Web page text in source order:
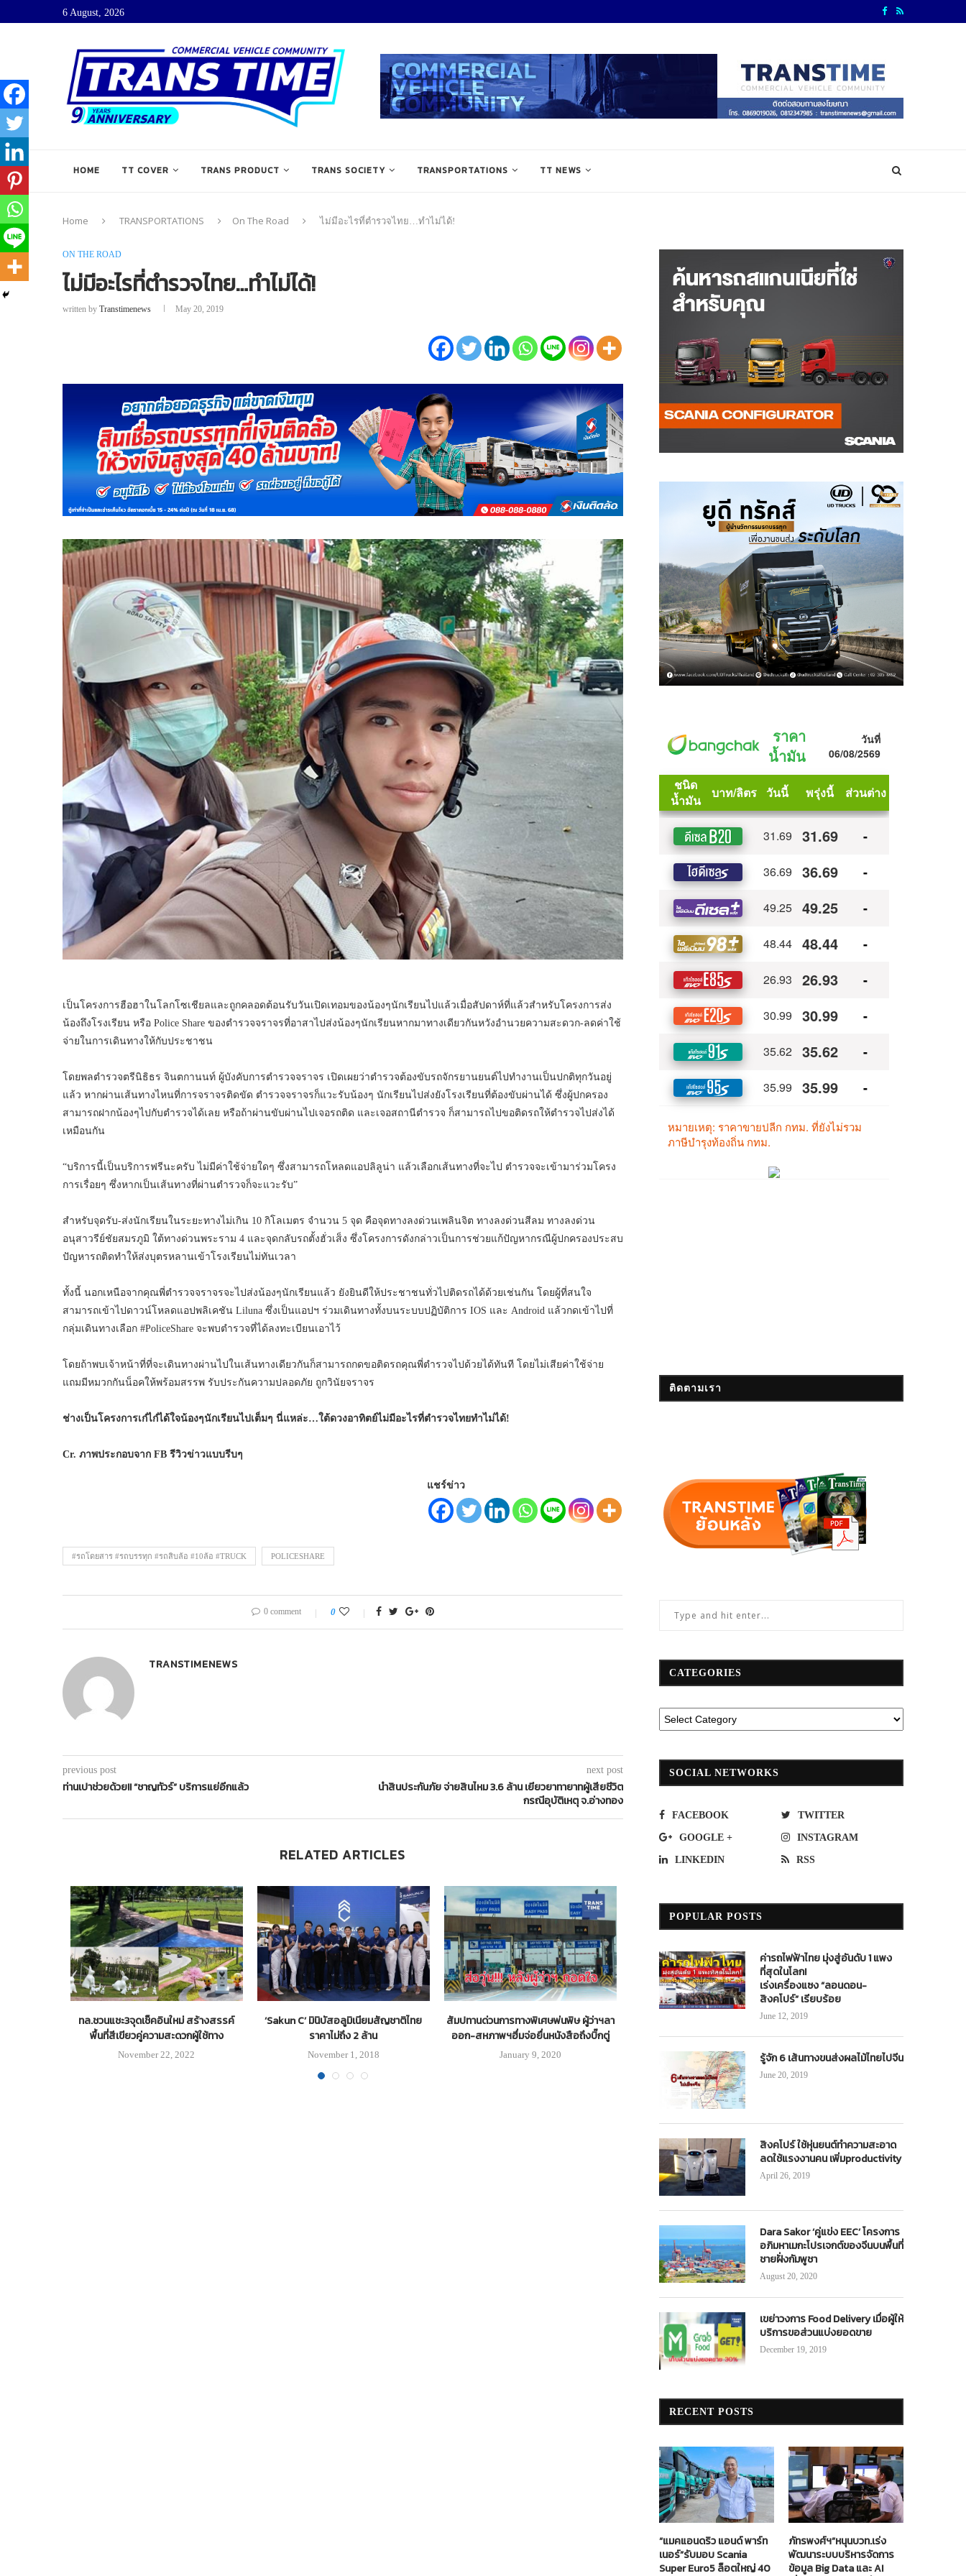
6 August, 2026
HOME TT COVER TRANS PRODUCT TRANS SOCIETY TRANSPORTATIONS TT NEWS
Home TRANSPORTATIONS On The Road ไม่มีอะไรที่ตำรวจไทย…ทำไม่ได้!
ON THE ROAD
ไม่มีอะไรที่ตำรวจไทย…ทำไม่ได้!
written by Transtimenews May 20, 2019
เป็นโครงการฮือฮาในโลกโซเชียลและถูกคลอดต้อนรับวันเปิดเทอมของน้องๆนักเรียนไปแล้วเมื่อสัปดาห์ที่แล้วสำหรับโครงการส่ง
น้องถึงโรงเรียน หรือ Police Share ของตำรวจจราจรที่อาสาไปส่งน้องๆนักเรียนหากมาทางเดียวกันหวังอำนวยความสะดวก-ลดค่าใช้
จ่ายในการเดินทางให้กับประชาชน
โดยพลตำรวจตรีนิธิธร จินตกานนท์ ผู้บังคับการตำรวจจราจร เปิดเผยว่าตำรวจต้องขับรถจักรยานยนต์ไปทำงานเป็นปกติทุกวันอยู่
แล้ว หากผ่านเส้นทางไหนที่การจราจรติดขัด ตำรวจจราจรก็แวะรับน้องๆ นักเรียนไปส่งยังโรงเรียนที่ต้องขับผ่านได้ ซึ่งผู้ปกครอง
สามารถฝากน้องๆไปกับตำรวจได้เลย หรือถ้าผ่านขับผ่านไปเจอรถติด และเจอสถานีตำรวจ ก็สามารถไปขอติดรถให้ตำรวจไปส่งได้
เหมือนกัน
“บริการนี้เป็นบริการฟรีนะครับ ไม่มีค่าใช้จ่ายใดๆ ซึ่งสามารถโหลดแอปลิลูน่า แล้วเลือกเส้นทางที่จะไป ตำรวจจะเข้ามาร่วมโครง
การเรื่อยๆ ซึ่งหากเป็นเส้นทางที่ผ่านตำรวจก็จะแวะรับ”
สำหรับจุดรับ-ส่งนักเรียนในระยะทางไม่เกิน 10 กิโลเมตร จำนวน 5 จุด คือจุดทางลงด่วนเพลินจิต ทางลงด่วนสีลม ทางลงด่วน
อนุสาวรีย์ชัยสมรภูมิ ใต้ทางด่วนพระราม 4 และจุดกลับรถตั้งฮั่วเส็ง ซึ่งโครงการดังกล่าวเป็นการช่วยแก้ปัญหากรณีผู้ปกครองประสบ
ปัญหารถติดทำให้ส่งบุตรหลานเข้าโรงเรียนไม่ทันเวลา
ทั้งนี้ นอกเหนือจากคุณพี่ตำรวจจราจรจะไปส่งน้องๆนักเรียนแล้ว ยังยินดีให้ประชาชนทั่วไปติดรถได้ด้วยเช่นกัน โดยผู้ที่สนใจ
สามารถเข้าไปดาวน์โหลดแอปพลิเคชัน Liluna ซึ่งเป็นแอปฯ ร่วมเดินทางทั้งบนระบบปฏิบัติการ IOS และ Android แล้วกดเข้าไปที่
กลุ่มเดินทางเลือก #PoliceShare จะพบตำรวจที่ได้ลงทะเบียนเอาไว้
โดยถ้าพบเจ้าหน้าที่ที่จะเดินทางผ่านไปในเส้นทางเดียวกันก็สามารถกดขอติดรถคุณพี่ตำรวจไปด้วยได้ทันที โดยไม่เสียค่าใช้จ่าย
แถมมีหมวกกันน็อคให้พร้อมสรรพ รับประกันความปลอดภัย ถูกวินัยจราจร
ช่างเป็นโครงการเก๋ไก๋ได้ใจน้องๆนักเรียนไปเต็มๆ นี่แหล่ะ…ใต้ดวงอาทิตย์ไม่มีอะไรที่ตำรวจไทยทำไม่ได้!
Cr. ภาพประกอบจาก FB รีวิวข่าวแบบรีบๆ
แชร์ข่าว
#รถโดยสาร #รถบรรทุก #รถสิบล้อ #10ล้อ #TRUCK POLICESHARE
0 comment 0
TRANSTIMENEWS
previous post
ท่านเปาช่วยด้วย!! “ชาญทัวร์” บริการแย่อีกแล้ว
next post
นำสินประกันภัย จ่ายสินไหม 3.6 ล้าน เยียวยาทายาทผู้เสียชีวิต
กรณีอุบัติเหตุ จ.อ่างทอง
RELATED ARTICLES
ทล.ชวนแชะ3จุดเช็คอินใหม่ สร้างสรรค์
พื้นที่สีเขียวคู่ความสะดวกผู้ใช้ทาง
November 22, 2022
‘Sakun C’ มินิบัสอลูมิเนียมสัญชาติไทย
ราคาไม่ถึง 2 ล้าน
November 1, 2018
สัมปทานด่วนการทางพิเศษพ่นพิษ ผู้ว่าฯลา
ออก-สหภาพฯฮึ่มจ่อยื่นหนังสือถึงบิ๊กตู่
January 9, 2020
ทช.ทุ่มงบปี 63-64 ก่อสร้างถนนสายรอง
แก้ปัญหาการจราจร สนับสนุนการท่อง
เที่ยว
January 16, 2020
หนักทั้งเถ้าแก่-คนขับ
April 18, 2023
ติดตามเรา
CATEGORIES
SOCIAL NETWORKS
FACEBOOK TWITTER
GOOGLE + INSTAGRAM
LINKEDIN RSS
POPULAR POSTS
ค่ารถไฟฟ้าไทย มุ่งสู่อันดับ 1 แพง
ที่สุดในโลก!
เร่งเครื่องแซง “ลอนดอน-
สิงคโปร์” เรียบร้อย
June 12, 2019
รู้จัก 6 เส้นทางขนส่งผลไม้ไทยไปจีน
June 20, 2019
สิงคโปร์ ใช้หุ่นยนต์ทำความสะอาด
ลดใช้แรงงานคน เพิ่มproductivity
April 26, 2019
Dara Sakor ‘คู่แข่ง EEC’ โครงการ
อภิมหาเมกะโปรเจกต์ของจีนบนพื้นที่
ชายฝั่งกัมพูชา
August 20, 2020
เขย่าวงการ Food Delivery เมื่อผู้ให้
บริการขอส่วนแบ่งยอดขาย
December 19, 2019
RECENT POSTS
“แมคแอนดริว แอนด์ พาร์ท
เนอร์”รับมอบ Scania
Super Euro5 ล็อตใหญ่ 40
ภัทรพงศ์ฯ”หนุนบวท.เร่ง
พัฒนาระบบบริหารจัดการ
ข้อมูล Big Data และ AI